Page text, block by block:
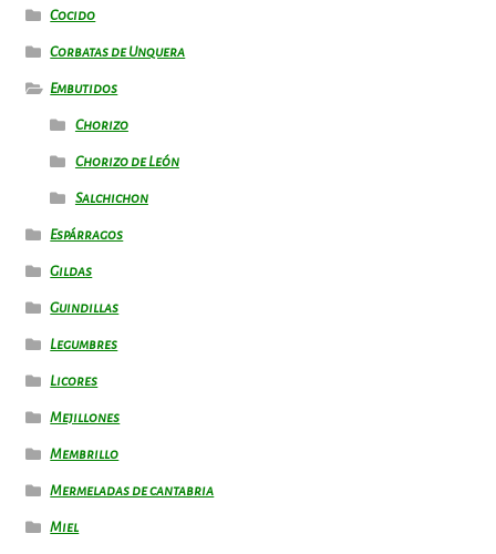
Cocido
Corbatas de Unquera
Embutidos
Chorizo
Chorizo de León
Salchichon
Espárragos
Gildas
Guindillas
Legumbres
Licores
Mejillones
Membrillo
Mermeladas de cantabria
Miel